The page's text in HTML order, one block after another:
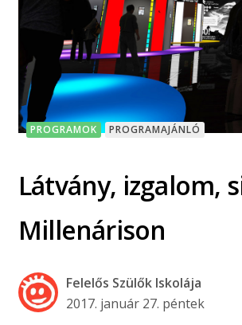
PROGRAMOK PROGRAMAJÁNLÓ
Látvány, izgalom,
Millenárison
Felelős Szülők Iskolája
2017. január 27. péntek